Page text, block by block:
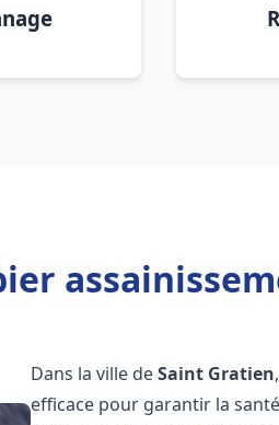
Dans la ville deSaint Gratien
efficace pour garantir la